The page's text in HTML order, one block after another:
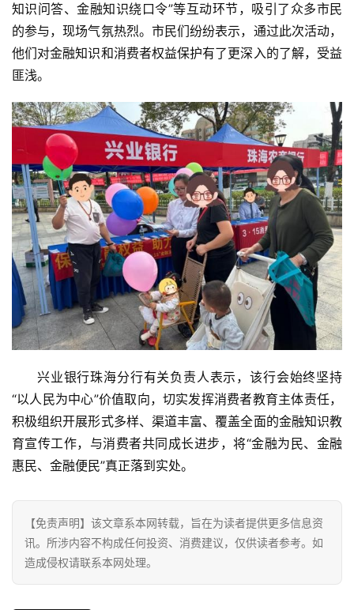
首
页
资
商
业
消
费
生
活
科
财
经
教
专
题
登录 注册
知识问答、金融知识绕口令”等互动环节，吸引了众多市民
的参与，现场气氛热烈。市民们纷纷表示，通过此次活动，
他们对金融知识和消费者权益保护有了更深入的了解，受益
匪浅。
兴业银行珠海分行有关负责人表示，该行会始终坚持
“以人民为中心”价值取向，切实发挥消费者教育主体责任，
积极组织开展形式多样、渠道丰富、覆盖全面的金融知识教
育宣传工作，与消费者共同成长进步，将“金融为民、金融
惠民、金融便民”真正落到实处。
【免责声明】该文章系本网转载，旨在为读者提供更多信息资
讯。所涉内容不构成任何投资、消费建议，仅供读者参考。如
造成侵权请联系本网处理。